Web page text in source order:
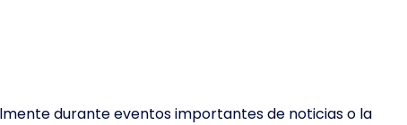
durante eventos importantes de noticias o la